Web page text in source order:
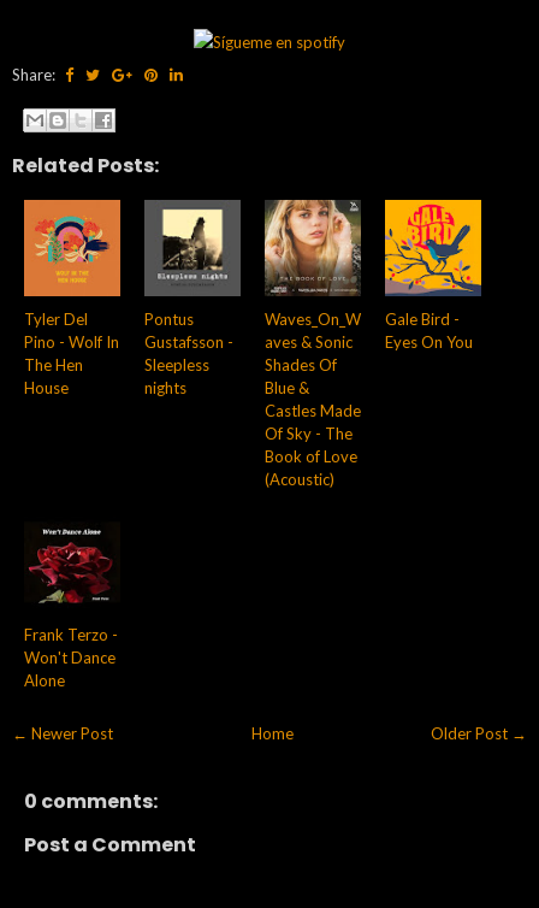
Share:
Related Posts:
Tyler Del
Pino - Wolf In
The Hen
House
Pontus
Gustafsson -
Sleepless
nights
Waves_On_W
aves & Sonic
Shades Of
Blue &
Castles Made
Of Sky - The
Book of Love
(Acoustic)
Gale Bird -
Eyes On You
Frank Terzo -
Won't Dance
Alone
← Newer Post Older Post →
Home
0 comments:
Post a Comment